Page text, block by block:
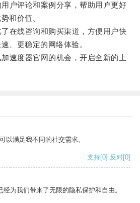
评论和案例分享，帮助用户更好
和价值。
线咨询和购买渠道，方便用户快
、更稳定的网络体验。
度器官网的机会，开启全新的上
以满足我不同的社交需求。
支持[0] 反对[0]
为我们带来了无限的隐私保护和自由。